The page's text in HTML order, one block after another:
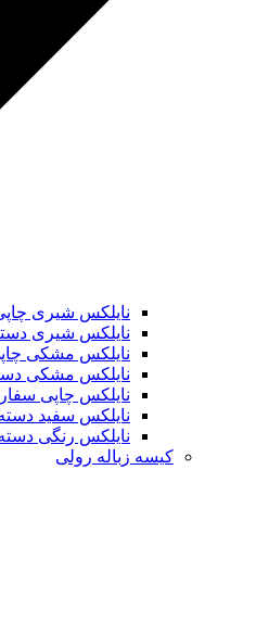
نایلکس شیری
نایلکس شیری
نایلکس مشکی
نایلکس مشکی
نایلکس چاپی
نایلکس سفید دسته
نایلکس رنگی دسته
کیسه زباله رولی